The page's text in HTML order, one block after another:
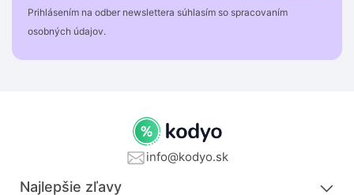
Prihlásením na odber newslettera súhlasím so spracovaním
osobných údajov.
info@kodyo.sk
Najlepšie zľavy